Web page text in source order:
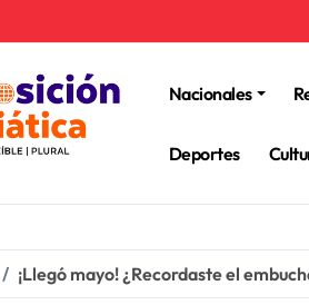
Nacionales
Deportes
¡Llegó mayo! ¿Recordaste el